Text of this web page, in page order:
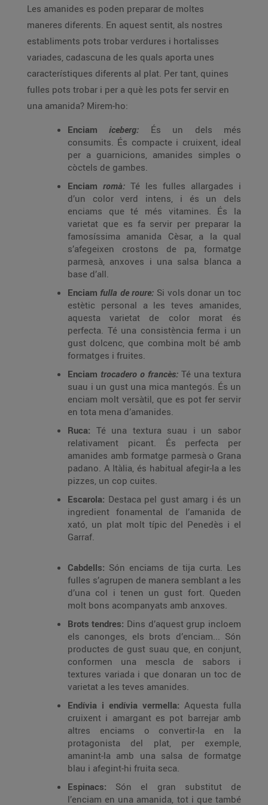
Les amanides es poden preparar de moltes
maneres diferents. En aquest sentit, als nostres
establiments pots trobar verdures i hortalisses
variades, cadascuna de les quals aporta unes
característiques diferents al plat. Per tant, quines
fulles pots trobar i per a què les pots fer servir en
una amanida? Mirem-ho:
Enciam iceberg: És un dels més
consumits. És compacte i cruixent, ideal
per a guarnicions, amanides simples o
còctels de gambes.
Enciam romà: Té les fulles allargades i
d’un color verd intens, i és un dels
enciams que té més vitamines. És la
varietat que es fa servir per preparar la
famosíssima amanida Cèsar, a la qual
s’afegeixen crostons de pa, formatge
parmesà, anxoves i una salsa blanca a
base d’all.
Enciam fulla de roure: Si vols donar un toc
estètic personal a les teves amanides,
aquesta varietat de color morat és
perfecta. Té una consistència ferma i un
gust dolcenc, que combina molt bé amb
formatges i fruites.
Enciam trocadero o francès: Té una textura
suau i un gust una mica mantegós. És un
enciam molt versàtil, que es pot fer servir
en tota mena d’amanides.
Ruca: Té una textura suau i un sabor
relativament picant. És perfecta per
amanides amb formatge parmesà o Grana
padano. A Itàlia, és habitual afegir-la a les
pizzes, un cop cuites.
Escarola: Destaca pel gust amarg i és un
ingredient fonamental de l’amanida de
xató, un plat molt típic del Penedès i el
Garraf.
Cabdells: Són enciams de tija curta. Les
fulles s’agrupen de manera semblant a les
d’una col i tenen un gust fort. Queden
molt bons acompanyats amb anxoves.
Brots tendres: Dins d’aquest grup incloem
els canonges, els brots d’enciam... Són
productes de gust suau que, en conjunt,
conformen una mescla de sabors i
textures variada i que donaran un toc de
varietat a les teves amanides.
Endívia i endívia vermella: Aquesta fulla
cruixent i amargant es pot barrejar amb
altres enciams o convertir-la en la
protagonista del plat, per exemple,
amanint-la amb una salsa de formatge
blau i afegint-hi fruita seca.
Espinacs: Són el gran substitut de
l’enciam en una amanida, tot i que també